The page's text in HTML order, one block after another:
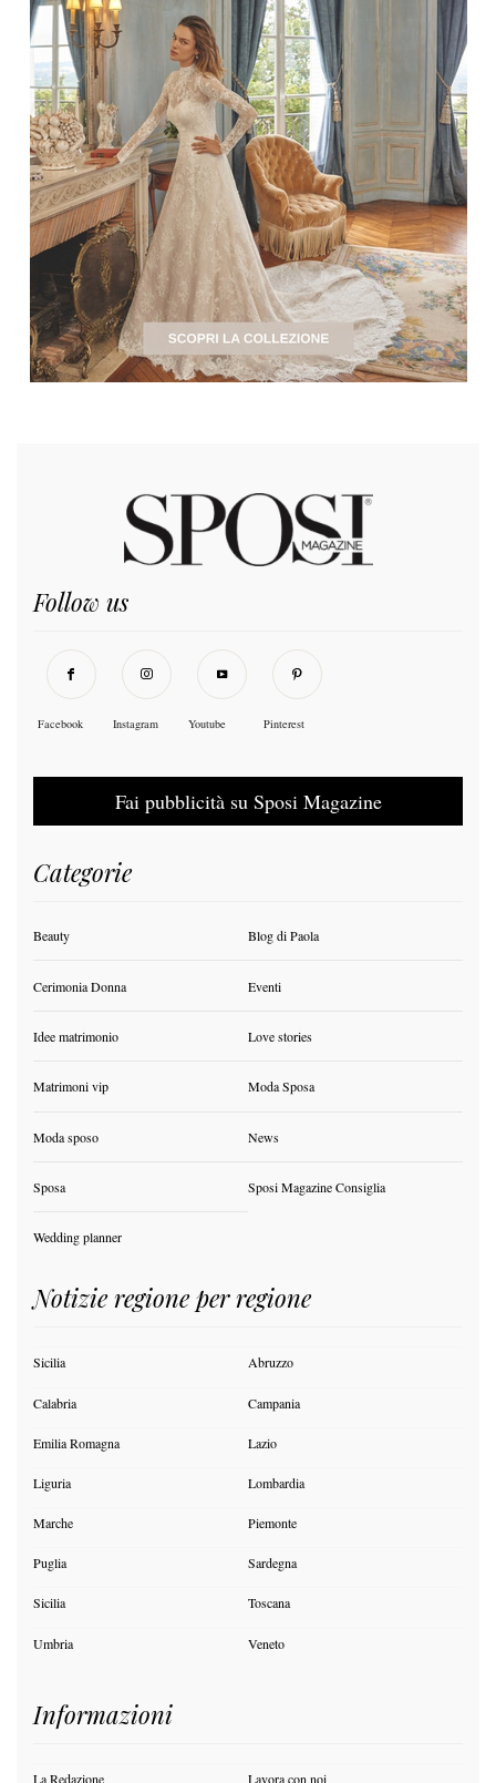
Follow us
Facebook Instagram Youtube Pinterest
Fai pubblicità su Sposi Magazine
Categorie
Beauty Blog di Paola
Cerimonia Donna Eventi
Idee matrimonio Love stories
Matrimoni vip Moda Sposa
Moda sposo News
Sposa Sposi Magazine Consiglia
Wedding planner
Notizie regione per regione
Sicilia Abruzzo
Calabria Campania
Emilia Romagna Lazio
Liguria Lombardia
Marche Piemonte
Puglia Sardegna
Sicilia Toscana
Umbria Veneto
Informazioni
La Redazione Lavora con noi